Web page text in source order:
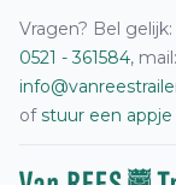
Vragen? Bel gelijk:
0521 - 361584, mail:
ofstuur een appje